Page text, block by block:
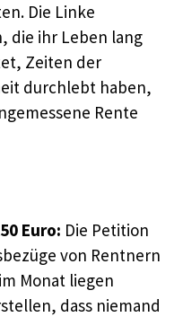
Die Linke
die ihr Leben lang
Zeiten der
durchlebt haben,
Rente
Euro: Die Petition
von Rentnern
Monat liegen
dass niemand